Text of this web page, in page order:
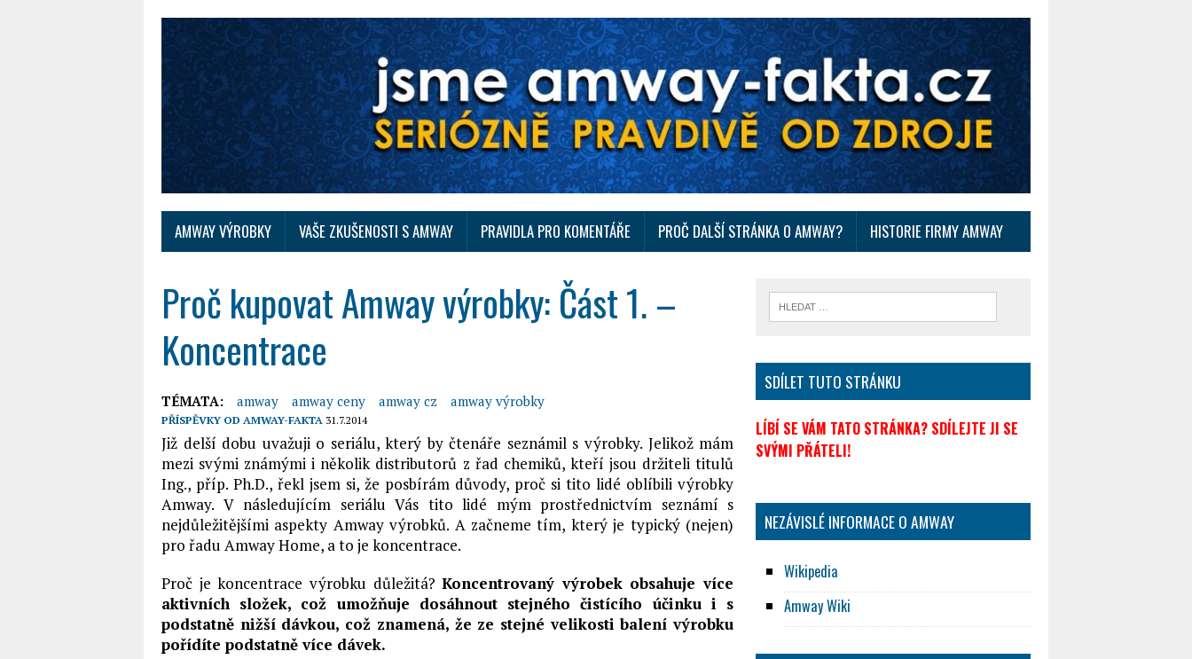
AMWAY VÝROBKY VAŠE ZKUŠENOSTI S AMWAY PRAVIDLA PRO KOMENTÁŘE PROČ DALŠÍ STRÁNKA O AMWAY? HISTORIE FIRMY AMWAY
Proč kupovat Amway výrobky: Část 1. –
Koncentrace
TÉMATA: amway amway ceny amway cz amway výrobky
PŘÍSPĚVKY OD AMWAY-FAKTA 31.7.2014
Již delší dobu uvažuji o seriálu, který by čtenáře seznámil s výrobky. Jelikož mám
mezi svými známými i několik distributorů z řad chemiků, kteří jsou držiteli titulů
Ing., příp. Ph.D., řekl jsem si, že posbírám důvody, proč si tito lidé oblíbili výrobky
Amway. V následujícím seriálu Vás tito lidé mým prostřednictvím seznámí s
nejdůležitějšími aspekty Amway výrobků. A začneme tím, který je typický (nejen)
pro řadu Amway Home, a to je koncentrace.
Proč je koncentrace výrobku důležitá?Koncentrovaný výrobek obsahuje více
aktivních složek, což umožňuje dosáhnout stejného čistícího účinku i s
podstatně nižší dávkou, což znamená, že ze stejné velikosti balení výrobku
pořídíte podstatně více dávek.
SDÍLET TUTO STRÁNKU
LÍBÍ SE VÁM TATO STRÁNKA? SDÍLEJTE JI SE
SVÝMI PŘÁTELI!
NEZÁVISLÉ INFORMACE O AMWAY
Wikipedia
Amway Wiki